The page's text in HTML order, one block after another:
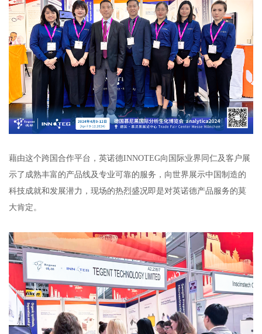
藉由这个跨国合作平台，英诺德INNOTEG向国际业界同仁及客户展
示了成熟丰富的产品线及专业可靠的服务，向世界展示中国制造的
科技成就和发展潜力，现场的热烈盛况即是对英诺德产品服务的莫
大肯定。